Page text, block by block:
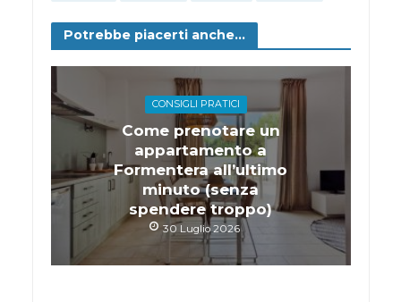
Potrebbe piacerti anche...
CONSIGLI PRATICI
Come prenotare un
appartamento a
Formentera all’ultimo
minuto (senza
spendere troppo)
30 Luglio 2026